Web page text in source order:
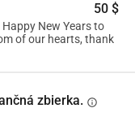
50 $
New Years to
of our hearts, thank
zbierka. info